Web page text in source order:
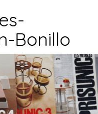
Bonillo